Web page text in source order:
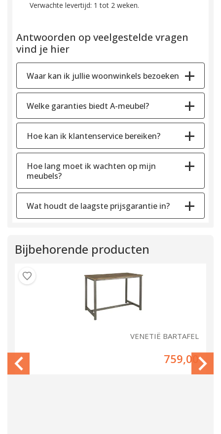
Verwachte levertijd: 1 tot 2 weken.
Antwoorden op veelgestelde vragen
vind je hier
Waar kan ik jullie woonwinkels bezoeken
Welke garanties biedt A-meubel?
Hoe kan ik klantenservice bereiken?
Hoe lang moet ik wachten op mijn
meubels?
Wat houdt de laagste prijsgarantie in?
Bijbehorende producten
VENETIË BARTAFEL
759,00